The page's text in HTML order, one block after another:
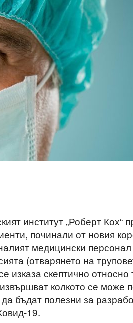
институт „Роберт Кох“
починали от новия
медицински
(отварянето на
изказа скептично
колкото се може
бъдат полезни за
19.